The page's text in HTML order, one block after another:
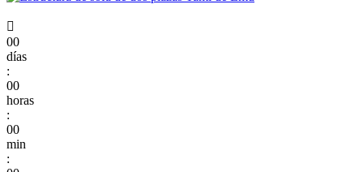

00
días
:
00
horas
:
00
min
: